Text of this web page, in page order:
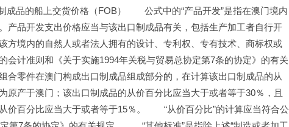
品的船上交货价格（FOB）　　公式中的“产品开发”是指在澳门境内
产品开发支出价格应当与该出口制成品有关，包括生产加工者自行开
方境内的自然人或者法人拥有的设计、专利权、专有技术、商标权或
会计准则和《关于实施1994年关税与贸易总协定第7条的协定》的有关
合零件在澳门构成出口制成品组成部分的，在计算该出口制成品的从
产于澳门；该出口制成品的从价百分比应当大于或者等于30％，且
百分比应当大于或者等于15％。　　“从价百分比”的计算应当符合公